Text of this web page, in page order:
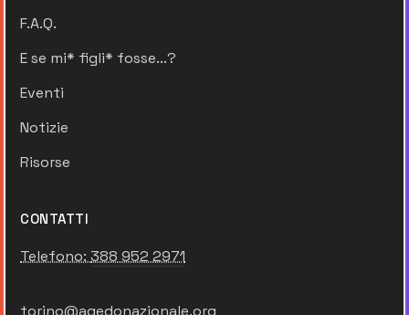
F.A.Q.
E se mi* figli* fosse...?
Eventi
Notizie
Risorse
CONTATTI
Telefono:388 952 2971